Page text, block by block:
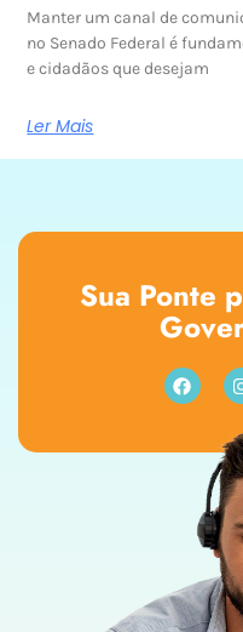
Manter um canal de
no Senado Federal é
e cidadãos que desejam
Ler Mais
Sua Ponte